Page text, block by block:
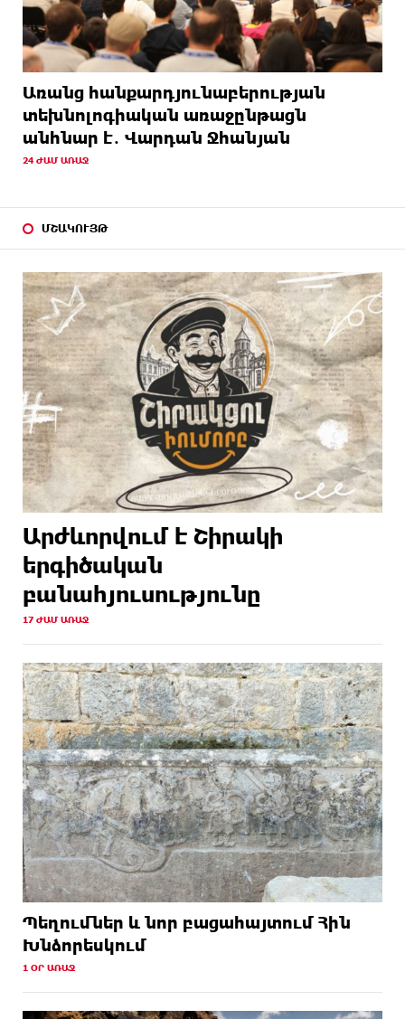
Առանց հանքարդյունաբերության
տեխնոլոգիական առաջընթացն
անհնար է․ Վարդան Ջհանյան
24 ԺԱՄ ԱՌԱՋ
ՄՇԱԿՈՒՅԹ
Արժևորվում է Շիրակի
երգիծական
բանահյուսությունը
17 ԺԱՄ ԱՌԱՋ
Պեղումներ և նոր բացահայտում Հին
Խնձորեսկում
1 ՕՐ ԱՌԱՋ